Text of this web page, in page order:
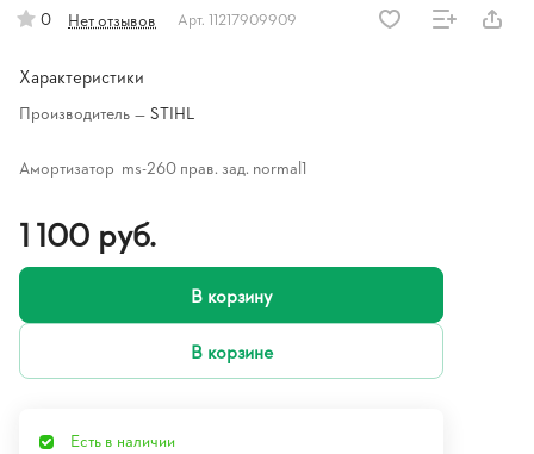
0 Нет отзывов Арт. 11217909909
Характеристики
Производитель — STIHL
Амортизатор ms-260 прав. зад. normal1
1 100 руб.
В корзину
В корзине
Есть в наличии